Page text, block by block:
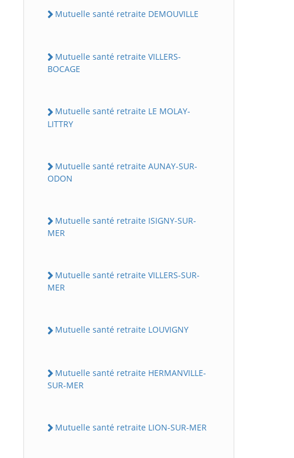
Mutuelle santé retraite DEMOUVILLE
Mutuelle santé retraite VILLERS-
BOCAGE
Mutuelle santé retraite LE MOLAY-
LITTRY
Mutuelle santé retraite AUNAY-SUR-
ODON
Mutuelle santé retraite ISIGNY-SUR-
MER
Mutuelle santé retraite VILLERS-SUR-
MER
Mutuelle santé retraite LOUVIGNY
Mutuelle santé retraite HERMANVILLE-
SUR-MER
Mutuelle santé retraite LION-SUR-MER